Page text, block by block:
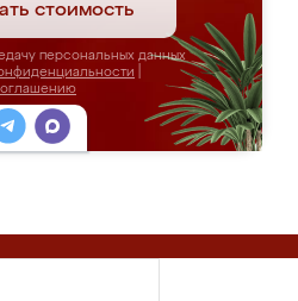
стоимость
персональных данных